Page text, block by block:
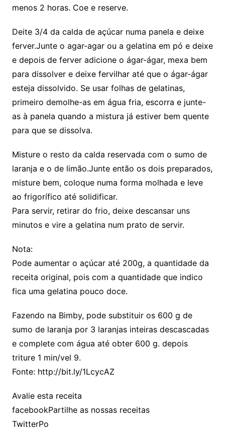
menos 2 horas. Coe e reserve.
Deite 3/4 da calda de açúcar numa panela e deixe
ferver.Junte o agar-agar ou a gelatina em pó e deixe
e depois de ferver adicione o ágar-ágar, mexa bem
para dissolver e deixe fervilhar até que o ágar-ágar
esteja dissolvido. Se usar folhas de gelatinas,
primeiro demolhe-as em água fria, escorra e junte-
as à panela quando a mistura já estiver bem quente
para que se dissolva.
Misture o resto da calda reservada com o sumo de
laranja e o de limão.Junte então os dois preparados,
misture bem, coloque numa forma molhada e leve
ao frigorífico até solidificar.
Para servir, retirar do frio, deixe descansar uns
minutos e vire a gelatina num prato de servir.
Nota:
Pode aumentar o açúcar até 200g, a quantidade da
receita original, pois com a quantidade que indico
fica uma gelatina pouco doce.
Fazendo na Bimby, pode substituir os 600 g de
sumo de laranja por 3 laranjas inteiras descascadas
e complete com água até obter 600 g. depois
triture 1 min/vel 9.
Fonte: http://bit.ly/1LcycAZ
Avalie esta receita
facebookPartilhe as nossas receitas
TwitterPo